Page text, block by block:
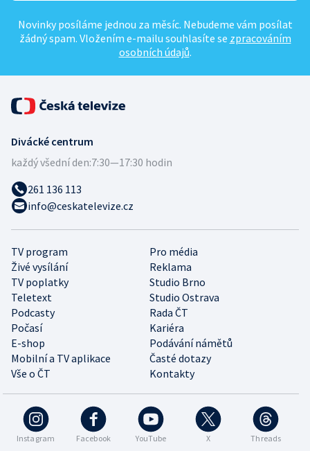
Novinky posíláme jednou za měsíc. Nebudeme vám posílat
žádný spam. Vložením e-mailu souhlasíte se zpracováním
osobních údajů.